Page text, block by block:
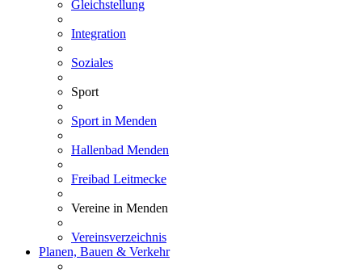
Gleichstellung
Integration
Soziales
Sport
Sport in Menden
Hallenbad Menden
Freibad Leitmecke
Vereine in Menden
Vereinsverzeichnis
Planen, Bauen & Verkehr